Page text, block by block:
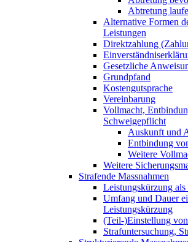
Abtretung
Alternative Formen
Leistungen
Direktzahlung
Gesetzliche
Grundpfand
Kostengutsprache
Vereinbarung
Vollmacht,
Schweigepflicht
Auskunft und
Entbindung
Weitere
Weitere
Strafende Massnahmen
Leistungskürzung als
Umfang und Dauer
Leistungskürzung
(Teil-)Einstellung
Strafuntersuchung,